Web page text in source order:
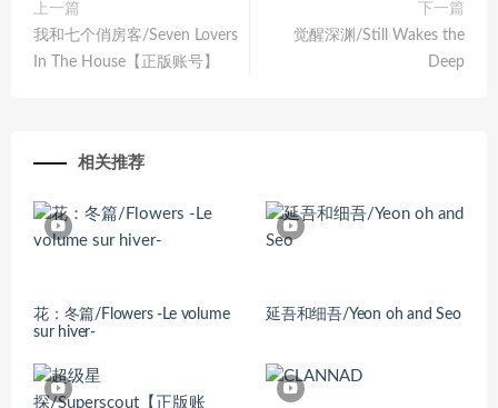
上一篇
我和七个俏房客/Seven Lovers
In The House【正版账号】
下一篇
觉醒深渊/Still Wakes the
Deep
相关推荐
花：冬篇/Flowers -Le volume
sur hiver-
延吾和细吾/Yeon oh and Seo